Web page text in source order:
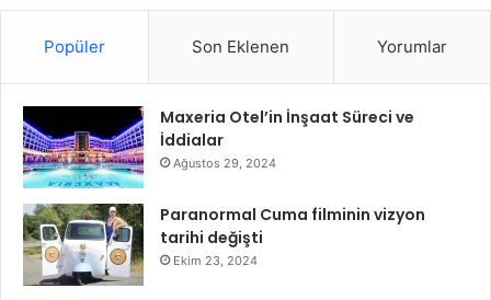
Popüler Son Eklenen Yorumlar
Maxeria Otel’in İnşaat Süreci ve
İddialar
Ağustos 29, 2024
Paranormal Cuma filminin vizyon
tarihi değişti
Ekim 23, 2024